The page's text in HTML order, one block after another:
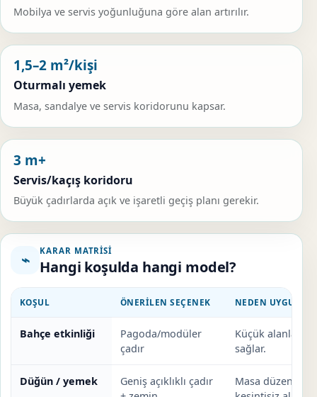
Mobilya ve servis yoğunluğuna göre alan artırılır.
1,5–2 m²/kişi
Oturmalı yemek
Masa, sandalye ve servis koridorunu kapsar.
3 m+
Servis/kaçış koridoru
Büyük çadırlarda açık ve işaretli geçiş planı gerekir.
⌁ KARAR MATRISI
Hangi koşulda hangi model?
KOŞUL ÖNERILEN SEÇENEK NEDEN UYGUN?
Bahçe etkinliği
Pagoda/modüler
çadır
Küçük alanlarda
sağlar.
Düğün / yemek
Geniş açıklıklı çadır
Masa düzeni ve